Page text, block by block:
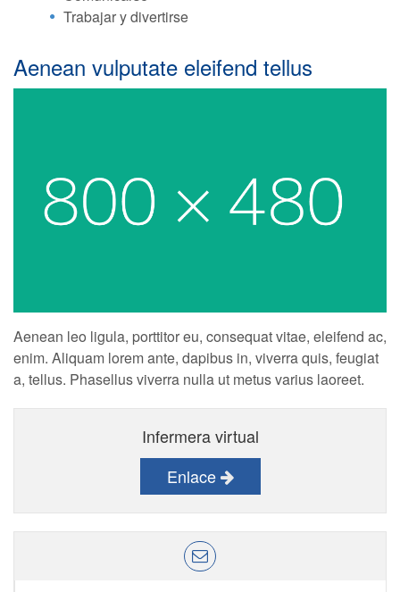
Trabajar y divertirse
Aenean vulputate eleifend tellus
Aenean leo ligula, porttitor eu, consequat vitae, eleifend ac,
enim. Aliquam lorem ante, dapibus in, viverra quis, feugiat
a, tellus. Phasellus viverra nulla ut metus varius laoreet.
Infermera virtual
Enlace